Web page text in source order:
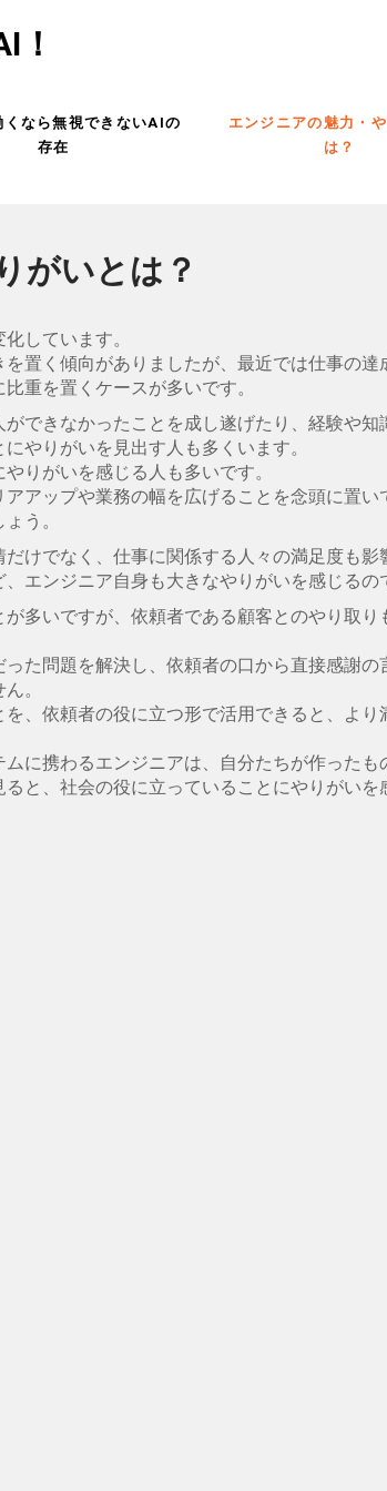
！
くなら無視できないAIの
存在
エンジニアの魅力・
は？
がいとは？
しています。
置く傾向がありましたが、最近では仕事の達
重を置くケースが多いです。
できなかったことを成し遂げたり、経験や知
やりがいを見出す人も多くいます。
りがいを感じる人も多いです。
アップや業務の幅を広げることを念頭に置い
う。
けでなく、仕事に関係する人々の満足度も影
エンジニア自身も大きなやりがいを感じるの
多いですが、依頼者である顧客とのやり取り
た問題を解決し、依頼者の口から直接感謝の
。
、依頼者の役に立つ形で活用できると、より
に携わるエンジニアは、自分たちが作ったも
と、社会の役に立っていることにやりがいを